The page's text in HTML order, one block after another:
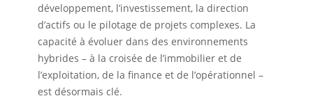
développement, l’investissement, la direction
d’actifs ou le pilotage de projets complexes. La
capacité à évoluer dans des environnements
hybrides – à la croisée de l’immobilier et de
l’exploitation, de la finance et de l’opérationnel –
est désormais clé.